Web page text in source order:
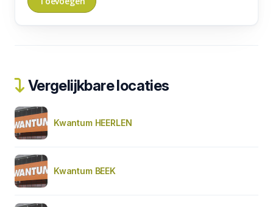
Vergelijkbare locaties
Kwantum HEERLEN
Kwantum BEEK